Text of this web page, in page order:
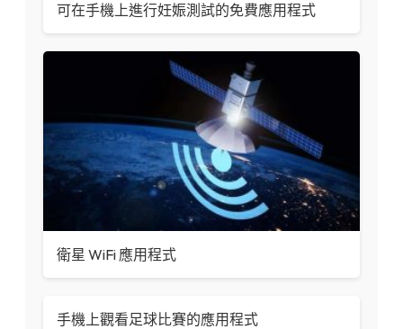
可在手機上進行妊娠測試的免費應用程式
衛星 WiFi 應用程式
手機上觀看足球比賽的應用程式